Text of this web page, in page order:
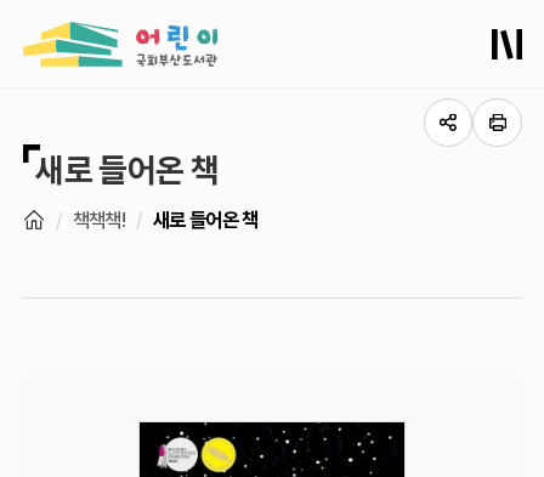
새로 들어온 책
책책책! 새로 들어온 책